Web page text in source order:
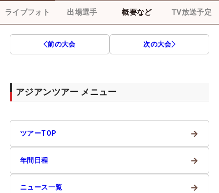
ライブフォト 出場選手 概要など TV放送予定
前の大会 次の大会
アジアンツアー メニュー
ツアーTOP →
年間日程 →
ニュース一覧 →